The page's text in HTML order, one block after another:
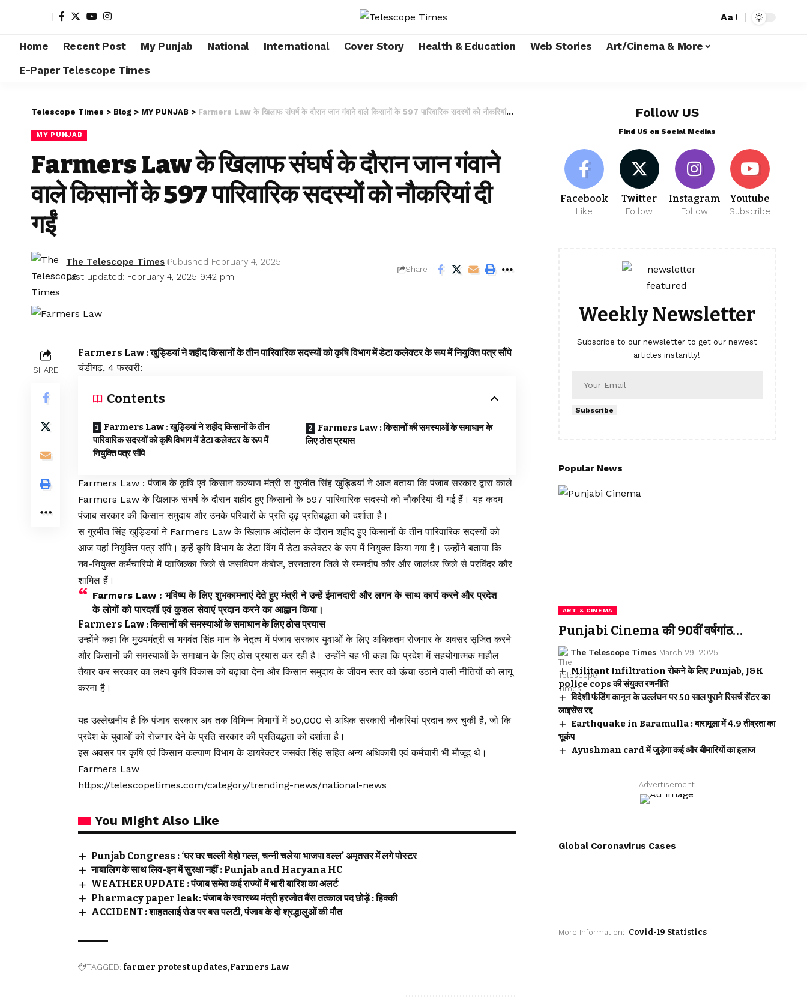
Aa
Home Recent Post My Punjab National International Cover Story Health & Education Web Stories
Art/Cinema & More
E-Paper Telescope Times
Telescope Times > Blog > MY PUNJAB > Farmers Law के खिलाफ संघर्ष के दौरान जान गंवाने वाले किसानों के 597 पारिवारिक सदस्यों को नौकरियां दी गईं
MY PUNJAB
Farmers Law के खिलाफ संघर्ष के दौरान जान गंवाने
वाले किसानों के 597 पारिवारिक सदस्यों को नौकरियां दी
गईं
Last updated: February 4, 2025 9:42 pm
The Telescope Times Published February 4, 2025
Share
SHARE
Farmers Law : खुड्डियां ने शहीद किसानों के तीन पारिवारिक सदस्यों को कृषि विभाग में डेटा कलेक्टर के रूप में नियुक्ति पत्र सौंपे
चंडीगढ़, 4 फरवरी:
Contents
Farmers Law : खुड्डियां ने शहीद किसानों के तीन
पारिवारिक सदस्यों को कृषि विभाग में डेटा कलेक्टर के रूप में
नियुक्ति पत्र सौंपे
Farmers Law : किसानों की समस्याओं के समाधान के
लिए ठोस प्रयास
Farmers Law : पंजाब के कृषि एवं किसान कल्याण मंत्री स गुरमीत सिंह खुड्डियां ने आज बताया कि पंजाब सरकार द्वारा काले
Farmers Law के खिलाफ संघर्ष के दौरान शहीद हुए किसानों के 597 पारिवारिक सदस्यों को नौकरियां दी गई हैं। यह कदम
पंजाब सरकार की किसान समुदाय और उनके परिवारों के प्रति दृढ़ प्रतिबद्धता को दर्शाता है।
स गुरमीत सिंह खुड्डियां ने Farmers Law के खिलाफ आंदोलन के दौरान शहीद हुए किसानों के तीन पारिवारिक सदस्यों को
आज यहां नियुक्ति पत्र सौंपे। इन्हें कृषि विभाग के डेटा विंग में डेटा कलेक्टर के रूप में नियुक्त किया गया है। उन्होंने बताया कि
नव-नियुक्त कर्मचारियों में फाजिल्का जिले से जसविपन कंबोज, तरनतारन जिले से रमनदीप कौर और जालंधर जिले से परविंदर कौर
शामिल हैं।
Farmers Law : भविष्य के लिए शुभकामनाएं देते हुए मंत्री ने उन्हें ईमानदारी और लगन के साथ कार्य करने और प्रदेश
के लोगों को पारदर्शी एवं कुशल सेवाएं प्रदान करने का आह्वान किया।
Farmers Law : किसानों की समस्याओं के समाधान के लिए ठोस प्रयास
उन्होंने कहा कि मुख्यमंत्री स भगवंत सिंह मान के नेतृत्व में पंजाब सरकार युवाओं के लिए अधिकतम रोजगार के अवसर सृजित करने
और किसानों की समस्याओं के समाधान के लिए ठोस प्रयास कर रही है। उन्होंने यह भी कहा कि प्रदेश में सहयोगात्मक माहौल
तैयार कर सरकार का लक्ष्य कृषि विकास को बढ़ावा देना और किसान समुदाय के जीवन स्तर को ऊंचा उठाने वाली नीतियों को लागू
करना है।
यह उल्लेखनीय है कि पंजाब सरकार अब तक विभिन्न विभागों में 50,000 से अधिक सरकारी नौकरियां प्रदान कर चुकी है, जो कि
प्रदेश के युवाओं को रोजगार देने के प्रति सरकार की प्रतिबद्धता को दर्शाता है।
इस अवसर पर कृषि एवं किसान कल्याण विभाग के डायरेक्टर जसवंत सिंह सहित अन्य अधिकारी एवं कर्मचारी भी मौजूद थे।
Farmers Law
https://telescopetimes.com/category/trending-news/national-news
You Might Also Like
Punjab Congress : ‘घर घर चल्ली येहो गल्ल, चन्नी चलेया भाजपा वल्ल’ अमृतसर में लगे पोस्टर
नाबालिग के साथ लिव-इन में सुरक्षा नहीं : Punjab and Haryana HC
WEATHER UPDATE : पंजाब समेत कई राज्यों में भारी बारिश का अलर्ट
Pharmacy paper leak: पंजाब के स्वास्थ्य मंत्री हरजोत बैंस तत्काल पद छोड़ें : हिक्की
ACCIDENT : शाहतलाई रोड पर बस पलटी, पंजाब के दो श्रद्धालुओं की मौत
TAGGED: farmer protest updates Farmers Law
Follow US
Find US on Social Medias
Facebook
Like
Twitter
Follow
Instagram
Follow
Youtube
Subscribe
Weekly Newsletter
Subscribe to our newsletter to get our newest
articles instantly!
Subscribe
Popular News
ART & CINEMA
Punjabi Cinema की 90वीं वर्षगांठ…
The Telescope Times March 29, 2025
Militant Infiltration रोकने के लिए Punjab, J&K
police cops की संयुक्त रणनीति
विदेशी फंडिंग कानून के उल्लंघन पर 50 साल पुराने रिसर्च सेंटर का
लाइसेंस रद्द
Earthquake in Baramulla : बारामूला में 4.9 तीव्रता का
भूकंप
Ayushman card में जुड़ेगा कई और बीमारियों का इलाज
- Advertisement -
Global Coronavirus Cases
More Information: Covid-19 Statistics